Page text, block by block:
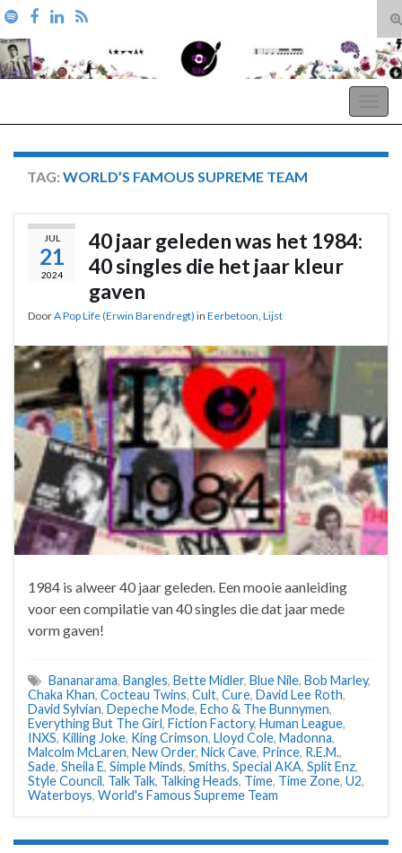
Search for:
TAG: WORLD’S FAMOUS SUPREME TEAM
JUL
21
2024
40 jaar geleden was het 1984:
40 singles die het jaar kleur
gaven
DoorA Pop Life (Erwin Barendregt) in Eerbetoon, Lijst
1984 is alweer 40 jaar geleden. Een mooie aanleiding
voor een compilatie van 40 singles die dat jaar mede
vorm gaven!
Bananarama, Bangles, Bette Midler, Blue Nile, Bob Marley,
Chaka Khan, Cocteau Twins, Cult, Cure, David Lee Roth,
David Sylvian, Depeche Mode, Echo & The Bunnymen,
Everything But The Girl, Fiction Factory, Human League,
INXS, Killing Joke, King Crimson, Lloyd Cole, Madonna,
Malcolm McLaren, New Order, Nick Cave, Prince, R.E.M.,
Sade, Sheila E, Simple Minds, Smiths, Special AKA, Split Enz,
Style Council, Talk Talk, Talking Heads, Time, Time Zone, U2,
Waterboys, World's Famous Supreme Team